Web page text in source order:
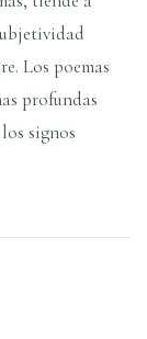
Los poemas
profundas
signos